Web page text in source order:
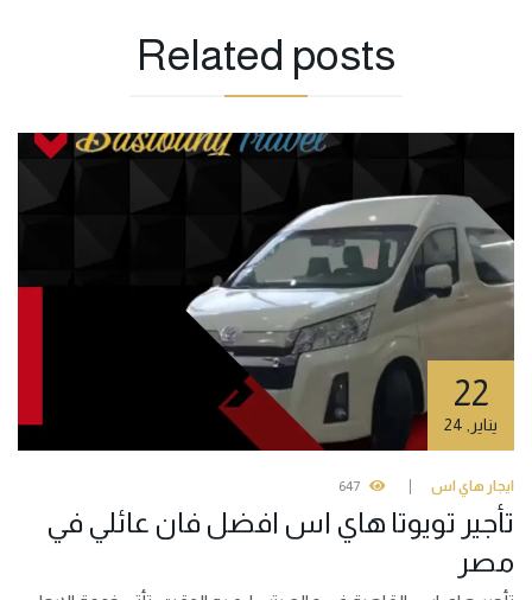
Related posts
22
يناير
ايجار هاي اس 647
تأجير تويوتا هاي اس افضل فان عائلي في
مصر